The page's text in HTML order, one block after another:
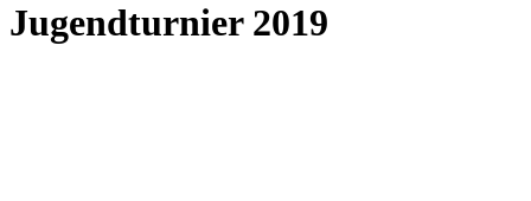
Jugendturnier 2019